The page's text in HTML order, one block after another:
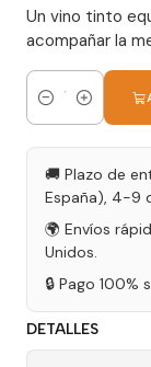
Un vino tinto
acompañar la
Cantidad
🚚 Plazo de
España), 4-9
🌍 Envíos
Unidos.
🔒 Pago 100%
DETALLES